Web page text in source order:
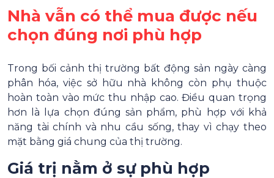
Nhà vẫn có thể mua được nếu
chọn đúng nơi phù hợp
Trong bối cảnh thị trường bất động sản ngày càng
phân hóa, việc sở hữu nhà không còn phụ thuộc
hoàn toàn vào mức thu nhập cao. Điều quan trọng
hơn là lựa chọn đúng sản phẩm, phù hợp với khả
năng tài chính và nhu cầu sống, thay vì chạy theo
mặt bằng giá chung của thị trường.
Giá trị nằm ở sự phù hợp